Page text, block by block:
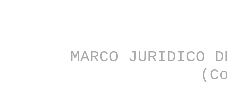
MARCO JURIDICO